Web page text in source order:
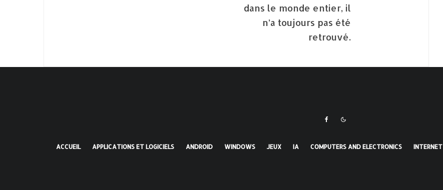
dans le monde entier, il
n’a toujours pas été
retrouvé.
ACCUEIL APPLICATIONS ET LOGICIELS ANDROID WINDOWS JEUX IA COMPUTERS AND ELECTRONICS INTERNET